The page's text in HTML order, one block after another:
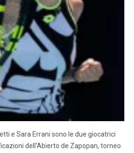
e Sara Errani sono le due giocatrici
dell’Abierto de Zapopan, torneo